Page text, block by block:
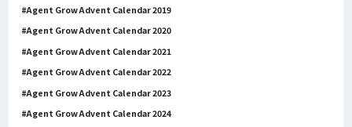
Agent Grow Advent Calendar 2019
Agent Grow Advent Calendar 2020
Agent Grow Advent Calendar 2021
Agent Grow Advent Calendar 2022
Agent Grow Advent Calendar 2023
Agent Grow Advent Calendar 2024